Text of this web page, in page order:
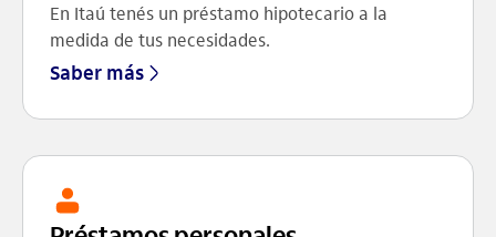
En Itaú tenés un préstamo hipotecario a la
medida de tus necesidades.
Saber más